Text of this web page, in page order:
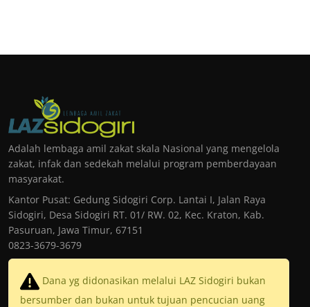
Adalah lembaga amil zakat skala Nasional yang mengelola
zakat, infak dan sedekah melalui program pemberdayaan
masyarakat.
Kantor Pusat: Gedung Sidogiri Corp. Lantai I, Jalan Raya
Sidogiri, Desa Sidogiri RT. 01/ RW. 02, Kec. Kraton, Kab.
Pasuruan, Jawa Timur, 67151
0823-3679-3679
Dana yg didonasikan melalui LAZ Sidogiri bukan
bersumber dan bukan untuk tujuan pencucian uang